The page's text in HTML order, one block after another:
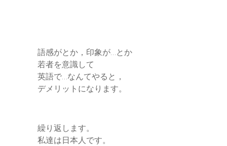
語感がとか，印象が…とか
若者を意識して
英語で…なんてやると，
デメリットになります。
繰り返します。
私達は日本人です。